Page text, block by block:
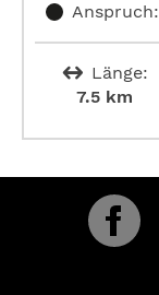
Anspruch:
Länge:
7.5 km